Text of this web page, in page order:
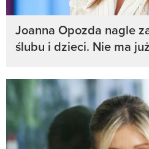
Joanna Opozda nagle
ślubu i dzieci. Nie ma